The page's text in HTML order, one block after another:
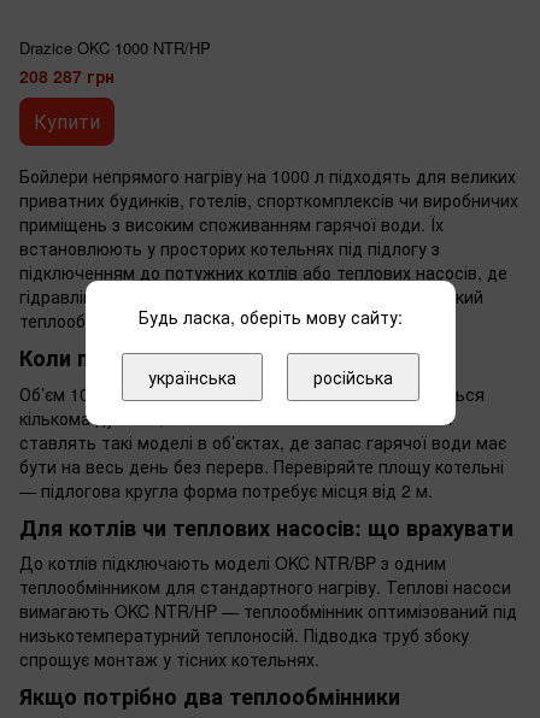
Drazice OKC 1000 NTR/HP
208 287 грн
Купити
Бойлери непрямого нагріву на 1000 л підходять для великих
приватних будинків, готелів, спорткомплексів чи виробничих
приміщень з високим споживанням гарячої води. Їх
встановлюють у просторих котельнях під підлогу з
підключенням до потужних котлів або теплових насосів, де
гідравліка витримує великий об’єм і забезпечує швидкий
теплообмін.
Коли потрібен бойлер на 1000 літрів
Об’єм 1000 л вибирають, якщо одночасно користуються
кількома душами, ваннами чи мийками. Монтажники
ставлять такі моделі в об’єктах, де запас гарячої води має
бути на весь день без перерв. Перевіряйте площу котельні
— підлогова кругла форма потребує місця від 2 м.
Для котлів чи теплових насосів: що врахувати
До котлів підключають моделі OKC NTR/BP з одним
теплообмінником для стандартного нагріву. Теплові насоси
вимагають OKC NTR/HP — теплообмінник оптимізований під
низькотемпературний теплоносій. Підводка труб збоку
спрощує монтаж у тісних котельнях.
Якщо потрібно два теплообмінники
Будь ласка, оберіть мову сайту:
українська російська